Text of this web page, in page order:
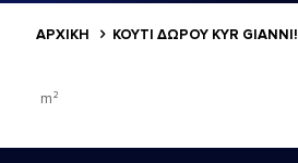
ΑΡΧΙΚΗ ΚΟΥΤΊ ΔΏΡΟΥ KYR GIANNI!
m²